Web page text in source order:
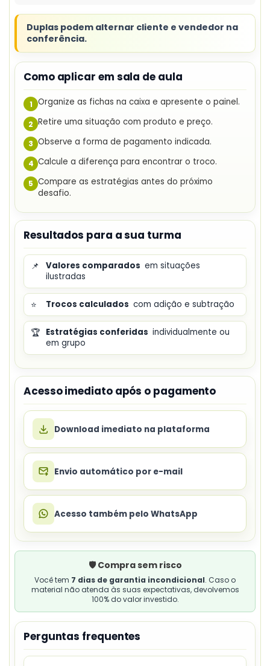
Duplas podem alternar cliente e vendedor na
conferência.
Como aplicar em sala de aula
1 Organize as fichas na caixa e apresente o painel.
2 Retire uma situação com produto e preço.
3 Observe a forma de pagamento indicada.
4 Calcule a diferença para encontrar o troco.
5 Compare as estratégias antes do próximo
desafio.
Resultados para a sua turma
📌 Valores comparados em situações
ilustradas
⭐ Trocos calculados com adição e subtração
🏆 Estratégias conferidas individualmente ou
em grupo
Acesso imediato após o pagamento
Download imediato na plataforma
Envio automático por e-mail
Acesso também pelo WhatsApp
🛡️ Compra sem risco
Você tem 7 dias de garantia incondicional. Caso o
material não atenda às suas expectativas, devolvemos
100% do valor investido.
Perguntas frequentes